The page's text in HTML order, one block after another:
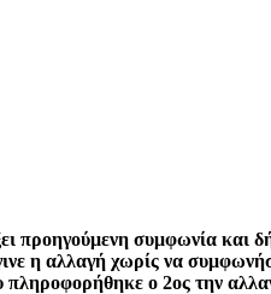
προηγούμενη συμφωνία
η αλλαγή χωρίς να
ο 2ος την